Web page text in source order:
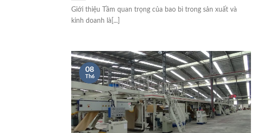
Giới thiệu Tầm quan trọng của bao bì trong sản xuất và
kinh doanh là[...]
08
Th6